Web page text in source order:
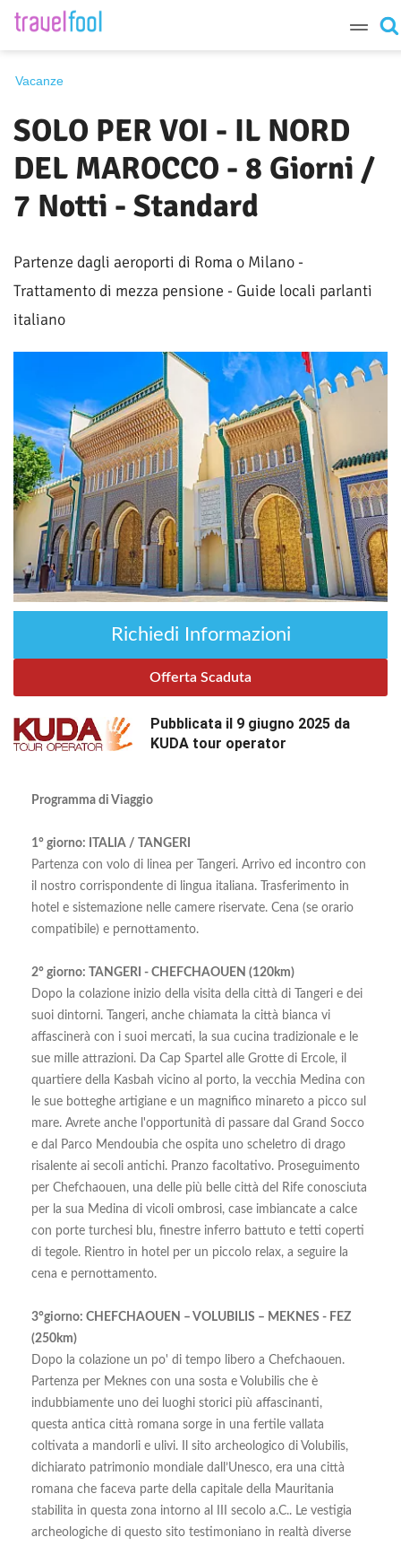
Periodo
Vacanze
SOLO PER VOI - IL NORD
DEL MAROCCO - 8 Giorni /
7 Notti - Standard
Partenze dagli aeroporti di Roma o Milano -
Trattamento di mezza pensione - Guide locali parlanti
italiano
Richiedi Informazioni
Offerta Scaduta
Pubblicata il 9 giugno 2025 da
KUDA tour operator
Programma di Viaggio
1° giorno: ITALIA / TANGERI
Partenza con volo di linea per Tangeri. Arrivo ed incontro con
il nostro corrispondente di lingua italiana. Trasferimento in
hotel e sistemazione nelle camere riservate. Cena (se orario
compatibile) e pernottamento.
2° giorno: TANGERI - CHEFCHAOUEN (120km)
Dopo la colazione inizio della visita della città di Tangeri e dei
suoi dintorni. Tangeri, anche chiamata la città bianca vi
affascinerà con i suoi mercati, la sua cucina tradizionale e le
sue mille attrazioni. Da Cap Spartel alle Grotte di Ercole, il
quartiere della Kasbah vicino al porto, la vecchia Medina con
le sue botteghe artigiane e un magnifico minareto a picco sul
mare. Avrete anche l'opportunità di passare dal Grand Socco
e dal Parco Mendoubia che ospita uno scheletro di drago
risalente ai secoli antichi. Pranzo facoltativo. Proseguimento
per Chefchaouen, una delle più belle città del Rife conosciuta
per la sua Medina di vicoli ombrosi, case imbiancate a calce
con porte turchesi blu, finestre inferro battuto e tetti coperti
di tegole. Rientro in hotel per un piccolo relax, a seguire la
cena e pernottamento.
3°giorno: CHEFCHAOUEN – VOLUBILIS – MEKNES - FEZ
(250km)
Dopo la colazione un po' di tempo libero a Chefchaouen.
Partenza per Meknes con una sosta e Volubilis che è
indubbiamente uno dei luoghi storici più affascinanti,
questa antica città romana sorge in una fertile vallata
coltivata a mandorli e ulivi. Il sito archeologico di Volubilis,
dichiarato patrimonio mondiale dall’Unesco, era una città
romana che faceva parte della capitale della Mauritania
stabilita in questa zona intorno al III secolo a.C.. Le vestigia
archeologiche di questo sito testimoniano in realtà diverse